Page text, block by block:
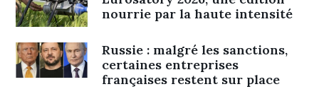
nourrie par la haute intensité
Russie : malgré les sanctions,
certaines entreprises
françaises restent sur place